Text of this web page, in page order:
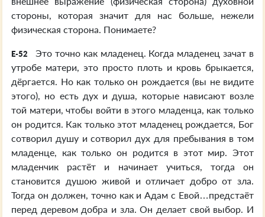
стороны, которая значит для нас больше, нежели
физическая сторона. Понимаете?
E-52
Это точно как младенец. Когда младенец зачат в
утробе матери, это просто плоть и кровь брыкается,
дёргается. Но как только он рождается (вы не видите
этого), но есть дух и душа, которые нависают возле
той матери, чтобы войти в этого младенца, как только
он родится. Как только этот младенец рождается, Бог
сотворил душу и сотворил дух для пребывания в том
младенце, как только он родится в этот мир. Этот
младенчик растёт и начинает учиться, тогда он
становится душою живой и отличает добро от зла.
Тогда он должен, точно как и Адам с Евой…предстаёт
перед деревом добра и зла. Он делает свой выбор. И